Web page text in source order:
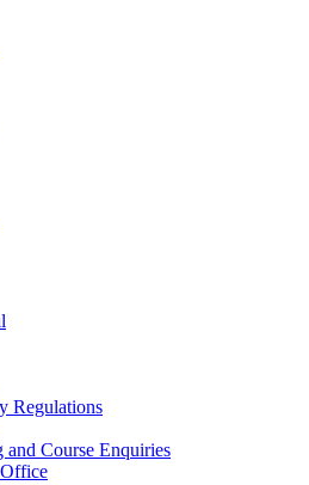
Regulations
Course Enquiries